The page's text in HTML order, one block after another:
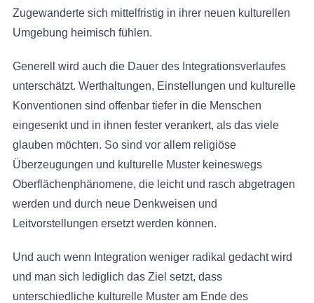
Zugewanderte sich mittelfristig in ihrer neuen kulturellen
Umgebung heimisch fühlen.
Generell wird auch die Dauer des Integrationsverlaufes
unterschätzt. Werthaltungen, Einstellungen und kulturelle
Konventionen sind offenbar tiefer in die Menschen
eingesenkt und in ihnen fester verankert, als das viele
glauben möchten. So sind vor allem religiöse
Überzeugungen und kulturelle Muster keineswegs
Oberflächenphänomene, die leicht und rasch abgetragen
werden und durch neue Denkweisen und
Leitvorstellungen ersetzt werden können.
Und auch wenn Integration weniger radikal gedacht wird
und man sich lediglich das Ziel setzt, dass
unterschiedliche kulturelle Muster am Ende des